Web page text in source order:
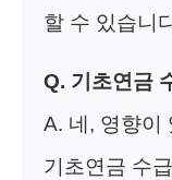
할 수 있습니
Q. 기초연금
A. 네, 영향이
기초연금 수